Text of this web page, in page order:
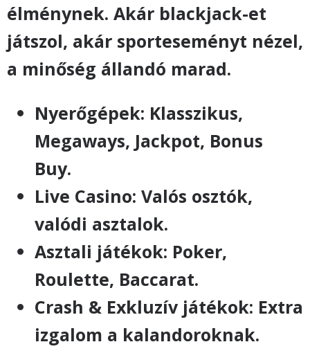
élménynek. Akár blackjack-et
játszol, akár sporteseményt nézel,
a minőség állandó marad.
Nyerőgépek: Klasszikus,
Megaways, Jackpot, Bonus
Buy.
Live Casino: Valós osztók,
valódi asztalok.
Asztali játékok: Poker,
Roulette, Baccarat.
Crash & Exkluzív játékok: Extra
izgalom a kalandoroknak.